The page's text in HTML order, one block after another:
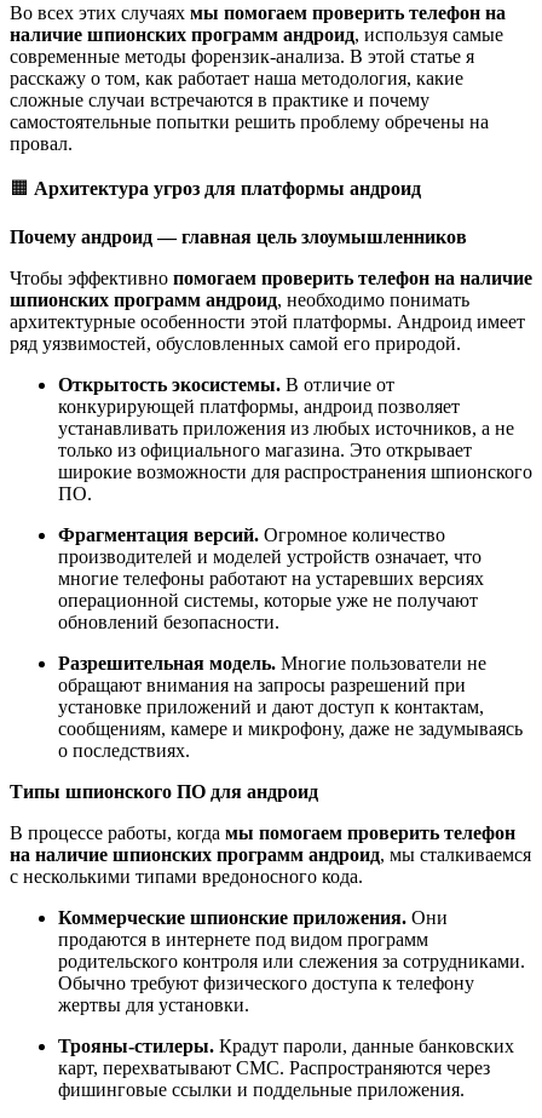
Во всех этих случаях мы помогаем проверить телефон на
наличие шпионских программ андроид, используя самые
современные методы форензик-анализа. В этой статье я
расскажу о том, как работает наша методология, какие
сложные случаи встречаются в практике и почему
самостоятельные попытки решить проблему обречены на
провал.
🟧 Архитектура угроз для платформы андроид
Почему андроид — главная цель злоумышленников
Чтобы эффективно помогаем проверить телефон на наличие
шпионских программ андроид, необходимо понимать
архитектурные особенности этой платформы. Андроид имеет
ряд уязвимостей, обусловленных самой его природой.
Открытость экосистемы. В отличие от
конкурирующей платформы, андроид позволяет
устанавливать приложения из любых источников, а не
только из официального магазина. Это открывает
широкие возможности для распространения шпионского
ПО.
Фрагментация версий. Огромное количество
производителей и моделей устройств означает, что
многие телефоны работают на устаревших версиях
операционной системы, которые уже не получают
обновлений безопасности.
Разрешительная модель. Многие пользователи не
обращают внимания на запросы разрешений при
установке приложений и дают доступ к контактам,
сообщениям, камере и микрофону, даже не задумываясь
о последствиях.
Типы шпионского ПО для андроид
В процессе работы, когда мы помогаем проверить телефон
на наличие шпионских программ андроид, мы сталкиваемся
с несколькими типами вредоносного кода.
Коммерческие шпионские приложения. Они
продаются в интернете под видом программ
родительского контроля или слежения за сотрудниками.
Обычно требуют физического доступа к телефону
жертвы для установки.
Трояны-стилеры. Крадут пароли, данные банковских
карт, перехватывают СМС. Распространяются через
фишинговые ссылки и поддельные приложения.